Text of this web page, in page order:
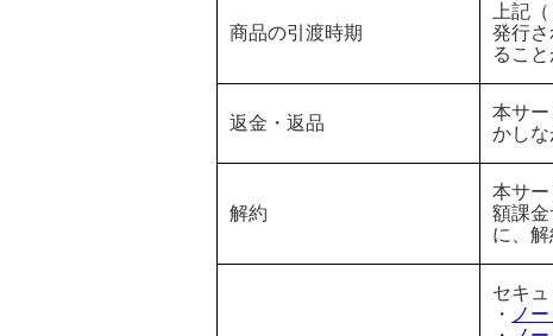
商品の引渡時期
上記
発行
ること
返金・返品
本サ
かしな
解約
本サ
額課
に、
セキ
・ ノ